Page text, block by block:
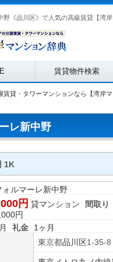
野《品川区》で人気の高級賃貸【湾岸
賃貸物件検索
賃貸・タワーマンションなら【湾岸マ
レ新中野
1K
ォルマーレ新中野
円 貸マンション 間取り
円
礼金
1ヶ月
東京都品川区1-35-8